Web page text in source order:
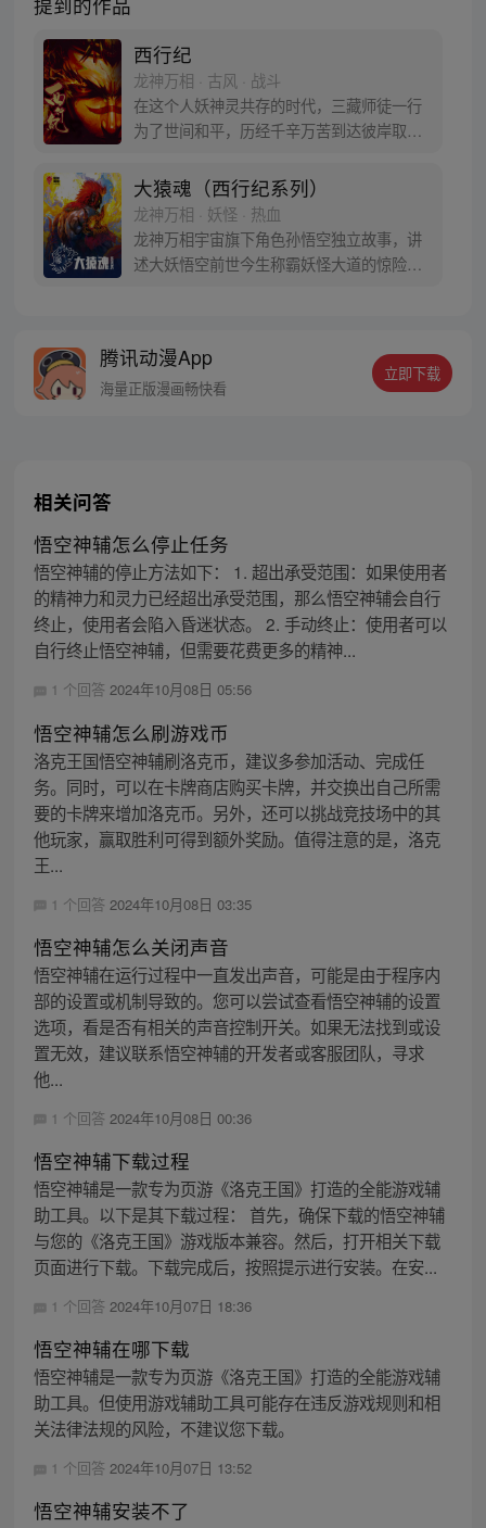
西行纪
龙神万相 · 古风 · 战斗
在这个人妖神灵共存的时代，三藏师徒一行
为了世间和平，历经千辛万苦到达彼岸取
变得美好….随着阴谋慢慢揭露，暗魂四起,
为了让“永恒之火”重新归位，小狼妖白狼不
辞万难，找到唐三藏大法师，和他一起重新
寻回徒弟们，组成全新“西行小队”，再度踏
上西行之旅……
大猿魂（西行纪系列）
龙神万相 · 妖怪 · 热血
龙神万相宇宙旗下角色孙悟空独立故事，讲
述大妖悟空前世今生称霸妖怪大道的惊险历
人…六十年后，他再次破石而出，背负着守
护族人的希望和信念打败了妖怪大道的霸
腾讯动漫App
海量正版漫画畅快看
立即下载
相关问答
悟空神辅怎么停止任务
悟空神辅的停止方法如下： 1. 超出承受范围：如果使用者
的精神力和灵力已经超出承受范围，那么悟空神辅会自行
终止，使用者会陷入昏迷状态。 2. 手动终止：使用者可以
自行终止悟空神辅，但需要花费更多的精神...
1 个回答 2024年10月08日 05:56
悟空神辅怎么刷游戏币
洛克王国悟空神辅刷洛克币，建议多参加活动、完成任
务。同时，可以在卡牌商店购买卡牌，并交换出自己所需
要的卡牌来增加洛克币。另外，还可以挑战竞技场中的其
他玩家，赢取胜利可得到额外奖励。值得注意的是，洛克
王...
1 个回答 2024年10月08日 03:35
悟空神辅怎么关闭声音
悟空神辅在运行过程中一直发出声音，可能是由于程序内
部的设置或机制导致的。您可以尝试查看悟空神辅的设置
选项，看是否有相关的声音控制开关。如果无法找到或设
置无效，建议联系悟空神辅的开发者或客服团队，寻求
他...
1 个回答 2024年10月08日 00:36
悟空神辅下载过程
悟空神辅是一款专为页游《洛克王国》打造的全能游戏辅
助工具。以下是其下载过程： 首先，确保下载的悟空神辅
与您的《洛克王国》游戏版本兼容。然后，打开相关下载
页面进行下载。下载完成后，按照提示进行安装。在安...
1 个回答 2024年10月07日 18:36
悟空神辅在哪下载
悟空神辅是一款专为页游《洛克王国》打造的全能游戏辅
助工具。但使用游戏辅助工具可能存在违反游戏规则和相
关法律法规的风险，不建议您下载。
1 个回答 2024年10月07日 13:52
悟空神辅安装不了